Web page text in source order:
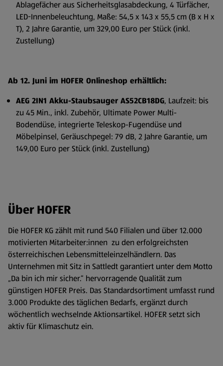
Ablagefächer aus Sicherheitsglasabdeckung, 4 Türfächer,
LED-Innenbeleuchtung, Maße: 54,5 x 143 x 55,5 cm (B x H x
T), 2 Jahre Garantie, um 329,00 Euro per Stück (inkl.
Zustellung)
Ab 12. Juni im HOFER Onlineshop erhältlich:
AEG 2IN1 Akku-Staubsauger AS52CB18DG, Laufzeit: bis
zu 45 Min., inkl. Zubehör, Ultimate Power Multi-
Bodendüse, integrierte Teleskop-Fugendüse und
Möbelpinsel, Geräuschpegel: 79 dB, 2 Jahre Garantie, um
149,00 Euro per Stück (inkl. Zustellung)
Über HOFER
Die HOFER KG zählt mit rund 540 Filialen und über 12.000
motivierten Mitarbeiter:innen zu den erfolgreichsten
österreichischen Lebensmitteleinzelhändlern. Das
Unternehmen mit Sitz in Sattledt garantiert unter dem Motto
„Da bin ich mir sicher.“ hervorragende Qualität zum
günstigen HOFER Preis. Das Standardsortiment umfasst rund
3.000 Produkte des täglichen Bedarfs, ergänzt durch
wöchentlich wechselnde Aktionsartikel. HOFER setzt sich
aktiv für Klimaschutz ein.